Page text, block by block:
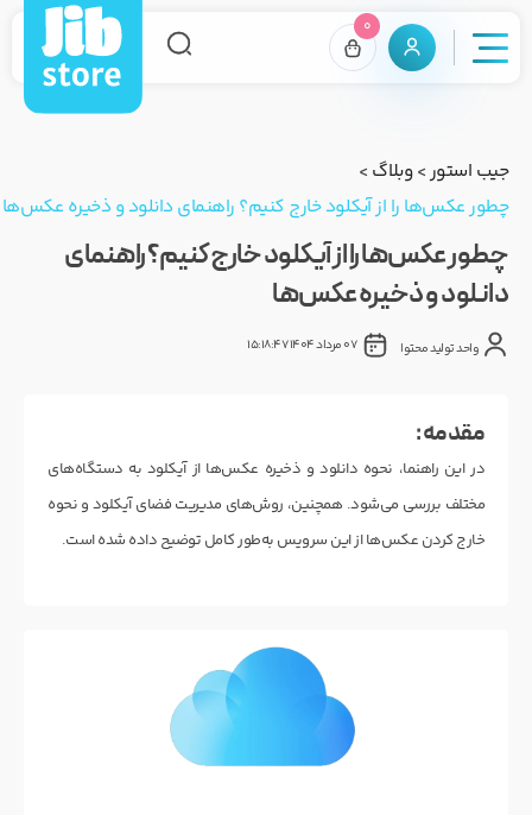
0
جیب استور>وبلاگ >
چطور عکس‌ها را از آیکلود خارج کنیم؟ راهنمای دانلود و ذخیره عکس‌ها
چطور عکس‌ها را از آیکلود خارج کنیم؟ راهنمای
دانلود و ذخیره عکس‌ها
واحد تولید محتوا 07 مرداد 1404 15:18:47
مقدمه :
در این راهنما، نحوه دانلود و ذخیره عکس‌ها از آیکلود به دستگاه‌های
مختلف بررسی می‌شود. همچنین، روش‌های مدیریت فضای آیکلود و نحوه
خارج کردن عکس‌ها از این سرویس به‌طور کامل توضیح داده شده است.